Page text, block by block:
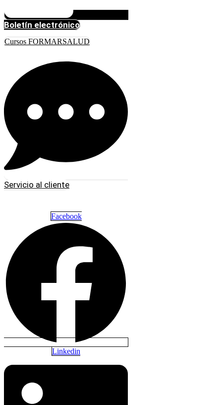
Boletín electrónico
Cursos FORMARSALUD
Servicio al cliente
Facebook
Linkedin